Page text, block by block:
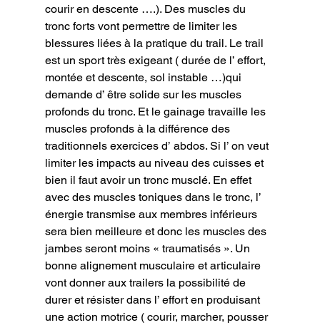
courir en descente ….). Des muscles du
tronc forts vont permettre de limiter les
blessures liées à la pratique du trail. Le trail
est un sport très exigeant ( durée de l’ effort,
montée et descente, sol instable …)qui
demande d’ être solide sur les muscles
profonds du tronc. Et le gainage travaille les
muscles profonds à la différence des
traditionnels exercices d’ abdos. Si l’ on veut
limiter les impacts au niveau des cuisses et
bien il faut avoir un tronc musclé. En effet
avec des muscles toniques dans le tronc, l’
énergie transmise aux membres inférieurs
sera bien meilleure et donc les muscles des
jambes seront moins « traumatisés ». Un
bonne alignement musculaire et articulaire
vont donner aux trailers la possibilité de
durer et résister dans l’ effort en produisant
une action motrice ( courir, marcher, pousser